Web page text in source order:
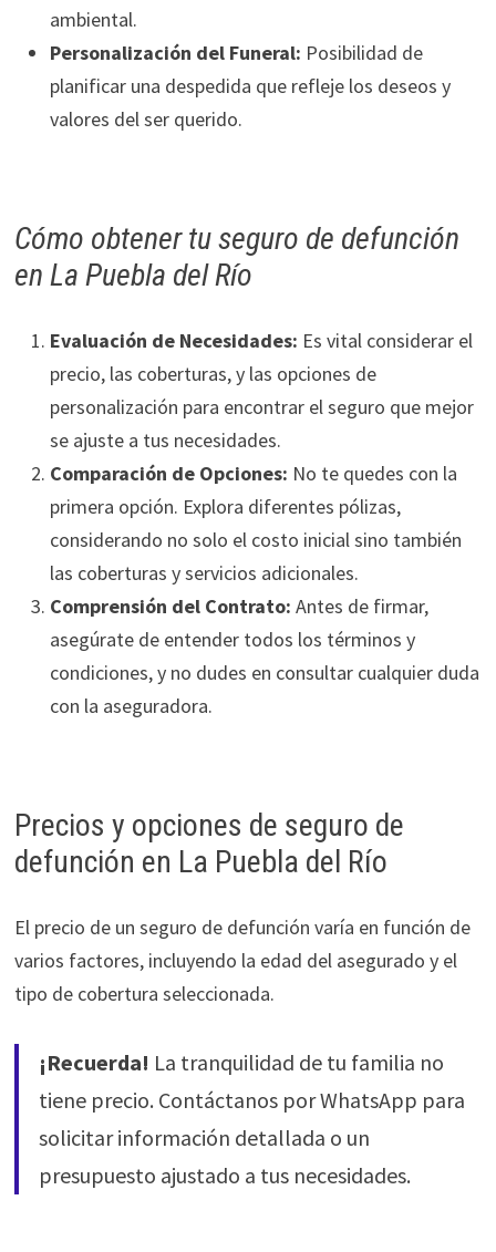
ambiental.
Personalización del Funeral: Posibilidad de
planificar una despedida que refleje los deseos y
valores del ser querido.
Cómo obtener tu seguro de defunción
en La Puebla del Río
Evaluación de Necesidades: Es vital considerar el
precio, las coberturas, y las opciones de
personalización para encontrar el seguro que mejor
se ajuste a tus necesidades.
Comparación de Opciones: No te quedes con la
primera opción. Explora diferentes pólizas,
considerando no solo el costo inicial sino también
las coberturas y servicios adicionales.
Comprensión del Contrato: Antes de firmar,
asegúrate de entender todos los términos y
condiciones, y no dudes en consultar cualquier duda
con la aseguradora.
Precios y opciones de seguro de
defunción en La Puebla del Río
El precio de un seguro de defunción varía en función de
varios factores, incluyendo la edad del asegurado y el
tipo de cobertura seleccionada.
¡Recuerda! La tranquilidad de tu familia no
tiene precio. Contáctanos por WhatsApp para
solicitar información detallada o un
presupuesto ajustado a tus necesidades.